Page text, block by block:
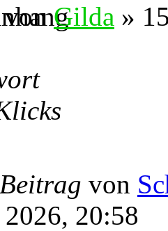
Gilda »
von
20:58